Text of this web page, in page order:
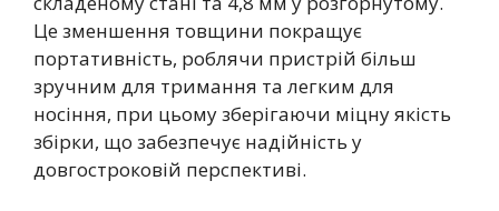
Це зменшення товщини покращує
портативність, роблячи пристрій більш
зручним для тримання та легким для
носіння, при цьому зберігаючи міцну якість
збірки, що забезпечує надійність у
довгостроковій перспективі.